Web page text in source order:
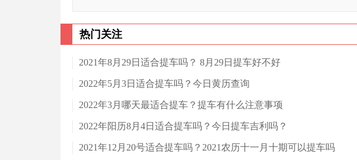
热门关注
2021年8月29日适合提车吗？ 8月29日提车好不好
2022年5月3日适合提车吗？今日黄历查询
2022年3月哪天最适合提车？提车有什么注意事项
2022年阳历8月4日适合提车吗？今日提车吉利吗？
2021年12月20号适合提车吗？2021农历十一月十期可以提车吗